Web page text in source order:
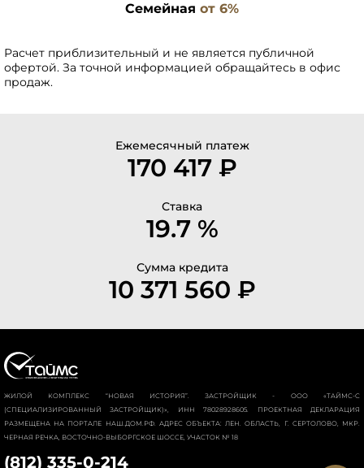
Семейная от 6%
Расчет приблизительный и не является публичной
офертой. За точной информацией обращайтесь в офис
продаж.
Ежемесячный платеж
170 417 ₽
Ставка
19.7 %
Сумма кредита
10 371 560 ₽
ЖИЛОЙ КОМПЛЕКС “НОВАЯ ИСТОРИЯ”. ЗАСТРОЙЩИК - ООО «ТАЙМС-С
(СПЕЦИАЛИЗИРОВАННЫЙ ЗАСТРОЙЩИК)», ИНН 78028928605. ПРОЕКТНАЯ ДЕКЛАРАЦИЯ
РАЗМЕЩЕНА НА ПОРТАЛЕ НАШ.ДОМ.РФ. АДРЕС ОБЪЕКТА: ЛЕН. ОБЛАСТЬ, Г. СЕРТОЛОВО, МКР.
ЧЕРНАЯ РЕЧКА, ВОСТОЧНО-ВЫБОРГСКОЕ ШОССЕ, УЧАСТОК № 18
(812) 335-0-214